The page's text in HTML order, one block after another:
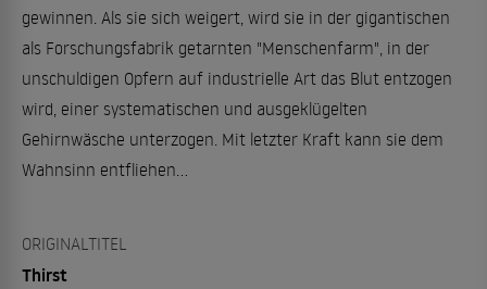
gewinnen. Als sie sich weigert, wird sie in der gigantischen
als Forschungsfabrik getarnten "Menschenfarm", in der
unschuldigen Opfern auf industrielle Art das Blut entzogen
wird, einer systematischen und ausgeklügelten
Gehirnwäsche unterzogen. Mit letzter Kraft kann sie dem
Wahnsinn entfliehen...
ORIGINALTITEL
Thirst